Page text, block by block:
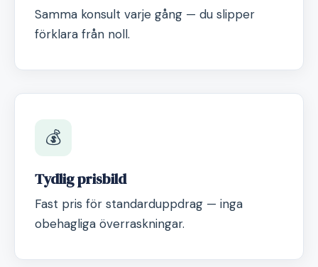
Samma konsult varje gång — du slipper
förklara från noll.
💰
Tydlig prisbild
Fast pris för standarduppdrag — inga
obehagliga överraskningar.